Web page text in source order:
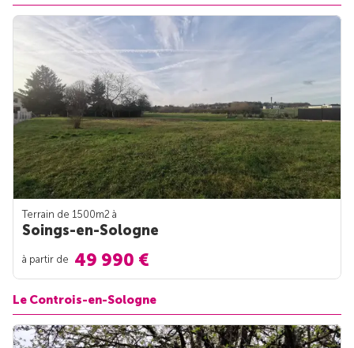
Terrain de 1500m2 à
Soings-en-Sologne
à partir de 49 990 €
Le Controis-en-Sologne